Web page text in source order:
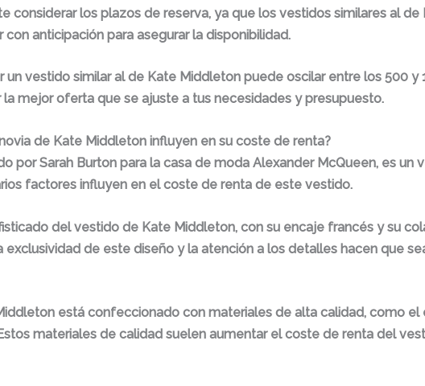
considerar los plazos de reserva, ya que los vestidos similares al
anticipación para asegurar la disponibilidad.
un vestido similar al de Kate Middleton puede oscilar entre los 500 y
mejor oferta que se ajuste a tus necesidades y presupuesto.
de Kate Middleton influyen en su coste de renta?
por Sarah Burton para la casa de moda Alexander McQueen, es un
factores influyen en el coste de renta de este vestido.
del vestido de Kate Middleton, con su encaje francés y su
exclusividad de este diseño y la atención a los detalles hacen que
está confeccionado con materiales de alta calidad, como el
materiales de calidad suelen aumentar el coste de renta del